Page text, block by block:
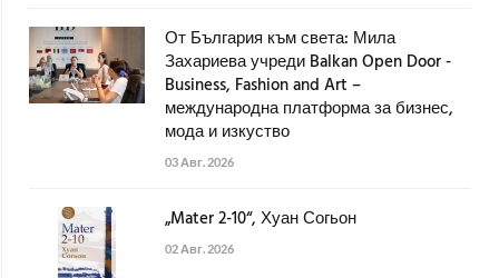
От България към света: Мила
Захариева учреди Balkan Open Door -
Business, Fashion and Art –
международна платформа за бизнес,
мода и изкуство
03 Авг. 2026
„Mater 2-10“, Хуан Согьон
02 Авг. 2026